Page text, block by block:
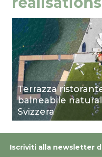
Terrazza
balneabile
Svizzera
Image
mostra
Iscriviti alla newsletter